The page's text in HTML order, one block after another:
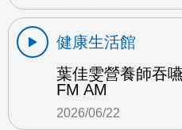
健康生活館
葉佳雯營養師吞
FM AM
2026/06/22